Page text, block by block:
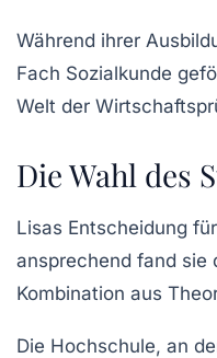
Während ihrer
Fach Sozialkunde
Welt der
Die Wahl des
Lisas Entscheidung
ansprechend fand sie
Kombination aus
Die Hochschule, an